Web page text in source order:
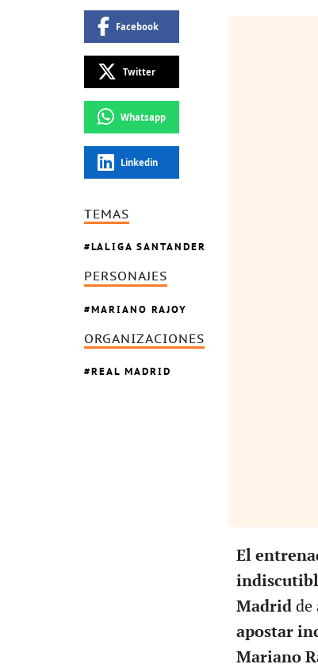
Facebook
Twitter
Whatsapp
Linkedin
TEMAS
LALIGA SANTANDER
PERSONAJES
MARIANO RAJOY
ORGANIZACIONES
REAL MADRID
El
Madridde
apostar
Mariano